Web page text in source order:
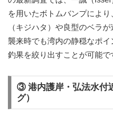
を用いたボトムバンプによ
（キジハタ）や良型のベラ
襲来時でも湾内の静穏なポ
釣果を絞り出すことが可能で
③ 港内護岸・弘法水付
グ）